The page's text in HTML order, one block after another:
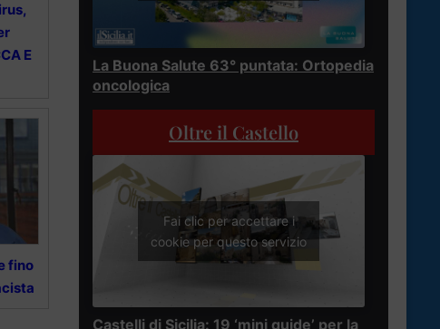
E
fino
La Buona Salute 63° puntata: Ortopedia
oncologica
Oltre il Castello
Fai clic per accettare i
cookie per questo servizio
Castelli di Sicilia: 19 ‘mini guide’ per la